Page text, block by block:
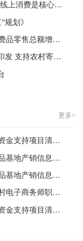
上半年居民消费物流保持韧性增长 线上消费是核心动力
规划》
国家统计局：2026年上半年社会消费品零售总额增长1.3%
漳州乡村振兴“十大行动”重点任务印发 支持农村寄递物流体系建设
更多>
关于2025年县域商业建设行动补助资金支持项目清单（漳州市长泰区）调整的公示
开展省级生猪活体储备操作和副食品基地产销信息统计分析工作市场价格调查的公告（二次）
开展省级生猪活体储备操作和副食品基地产销信息统计分析工作市场价格调查的公告
福建省商务厅关于2025年福建省农村电子商务师职业技能竞赛成绩的公示
关于2023年县域商业建设行动补助资金支持项目清单（龙岩市武平县）调整的公示